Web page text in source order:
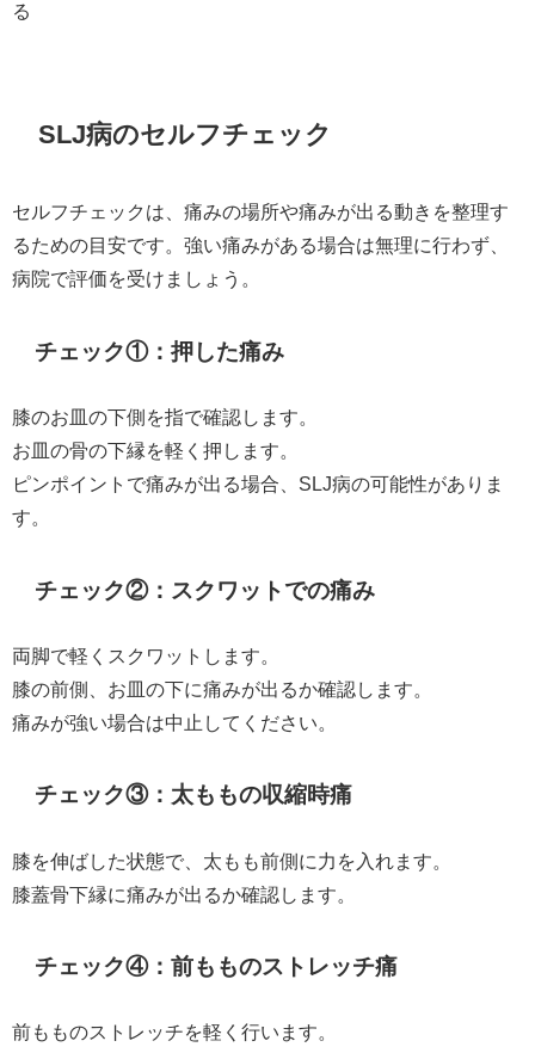
る
SLJ病のセルフチェック
セルフチェックは、痛みの場所や痛みが出る動きを整理す
るための目安です。強い痛みがある場合は無理に行わず、
病院で評価を受けましょう。
チェック①：押した痛み
膝のお皿の下側を指で確認します。
お皿の骨の下縁を軽く押します。
ピンポイントで痛みが出る場合、SLJ病の可能性がありま
す。
チェック②：スクワットでの痛み
両脚で軽くスクワットします。
膝の前側、お皿の下に痛みが出るか確認します。
痛みが強い場合は中止してください。
チェック③：太ももの収縮時痛
膝を伸ばした状態で、太もも前側に力を入れます。
膝蓋骨下縁に痛みが出るか確認します。
チェック④：前もものストレッチ痛
前もものストレッチを軽く行います。